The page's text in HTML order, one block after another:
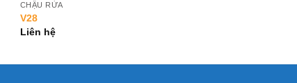
CHẬU RỬA
V28
Liên hệ